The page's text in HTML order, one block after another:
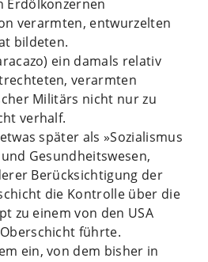
Erdölkonzernen
verarmten, entwurzelten
bildeten.
ein damals relativ
verarmten
Militärs nicht nur zu
verhalf.
später als »Sozialismus
Gesundheitswesen,
Berücksichtigung der
die Kontrolle über die
zu einem von den USA
führte.
ein, von dem bisher in